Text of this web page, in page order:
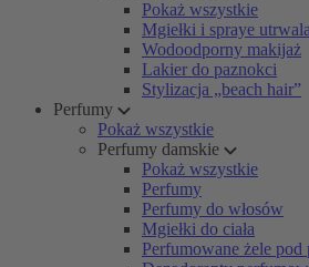
Pokaż wszystkie
Mgiełki i spraye
Wodoodporny makijaż
Lakier do paznokci
Stylizacja „beach hair”
Perfumy
Pokaż wszystkie
Perfumy damskie
Pokaż wszystkie
Perfumy
Perfumy do włosów
Mgiełki do ciała
Perfumowane żele pod